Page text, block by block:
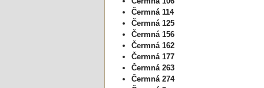
Čermná 114
Čermná 125
Čermná 156
Čermná 162
Čermná 177
Čermná 263
Čermná 274